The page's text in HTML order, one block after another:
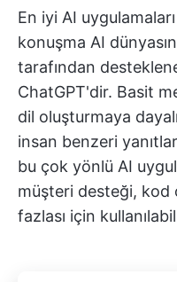
En iyi AI
konuşma AI
tarafından
ChatGPT'dir. Basit
dil oluşturmaya
insan benzeri
bu çok yönlü AI
müşteri desteği, kod
fazlası için